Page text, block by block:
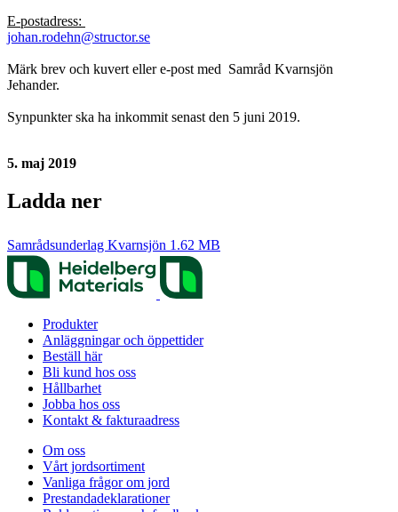
E-postadress:
johan.rodehn@structor.se
Märk brev och kuvert eller e-post med Samråd Kvarnsjön
Jehander.
Synpunkter ska ha inkommit senast den 5 juni 2019.
5. maj 2019
Ladda ner
Samrådsunderlag Kvarnsjön 1.62 MB
Produkter
Anläggningar och öppettider
Beställ här
Bli kund hos oss
Hållbarhet
Jobba hos oss
Kontakt & fakturaadress
Om oss
Vårt jordsortiment
Vanliga frågor om jord
Prestanda­deklarationer